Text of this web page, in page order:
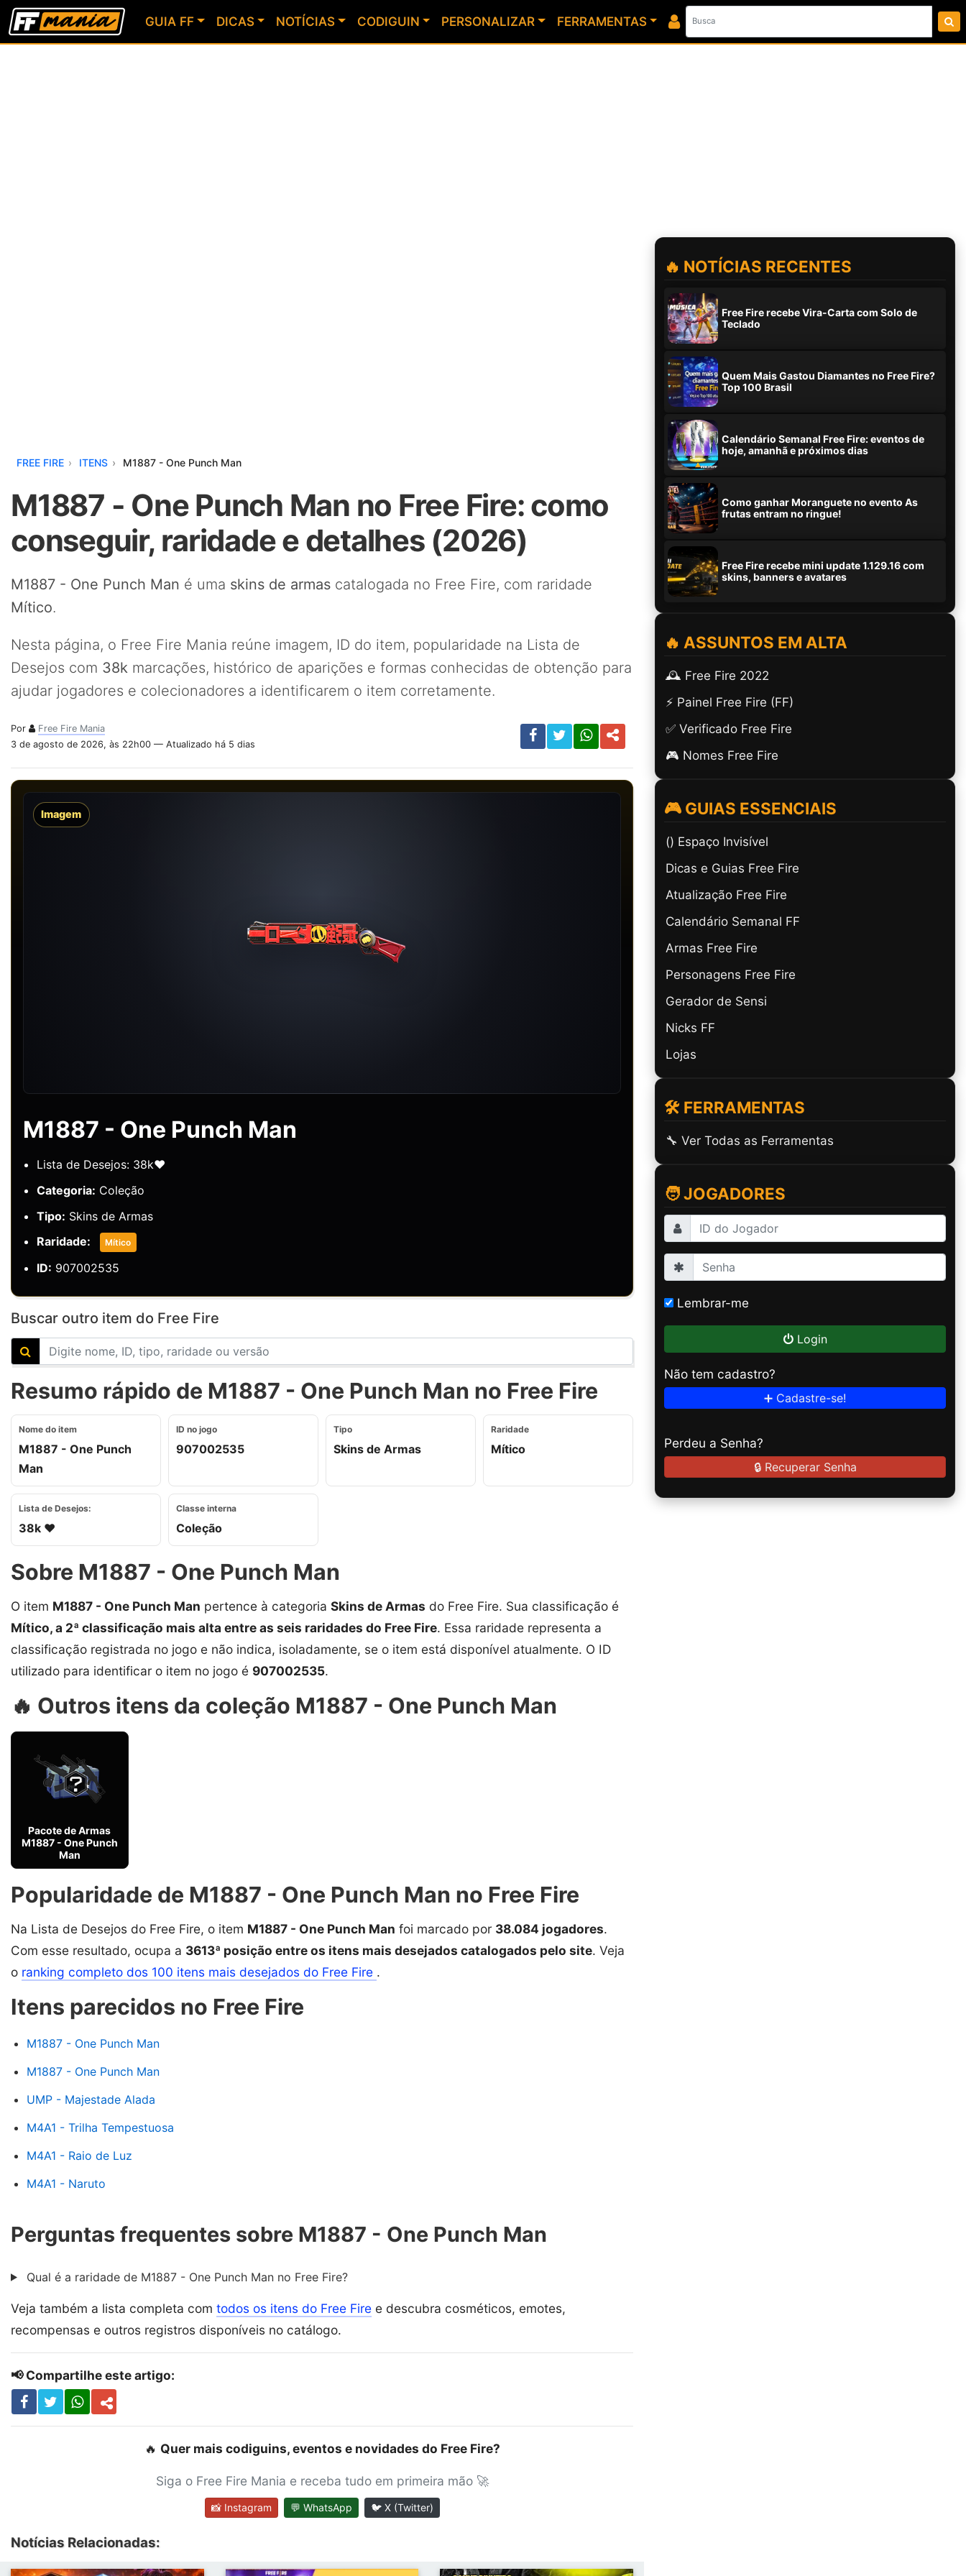
GUIA FF DICAS NOTÍCIAS CODIGUIN PERSONALIZAR FERRAMENTAS
FREE FIRE ITENS M1887 - One Punch Man
M1887 - One Punch Man no Free Fire: como
conseguir, raridade e detalhes (2026)
M1887 - One Punch Man é uma skins de armas catalogada no Free Fire, com raridade
Mítico.
Nesta página, o Free Fire Mania reúne imagem, ID do item, popularidade na Lista de
Desejos com 38k marcações, histórico de aparições e formas conhecidas de obtenção para
ajudar jogadores e colecionadores a identificarem o item corretamente.
Por
Free Fire Mania
3 de agosto de 2026, às 22h00 — Atualizado há 5 dias
Imagem
M1887 - One Punch Man
Lista de Desejos: 38k❤️
Categoria: Coleção
Tipo: Skins de Armas
Raridade:
Mítico
ID: 907002535
Buscar outro item do Free Fire
Resumo rápido de M1887 - One Punch Man no Free Fire
Nome do item
M1887 - One Punch
Man
ID no jogo
907002535
Tipo
Skins de Armas
Raridade
Mítico
Lista de Desejos:
38k ❤️
Classe interna
Coleção
Sobre M1887 - One Punch Man
O item M1887 - One Punch Man pertence à categoria Skins de Armas do Free Fire. Sua classificação é
Mítico, a 2ª classificação mais alta entre as seis raridades do Free Fire. Essa raridade representa a
classificação registrada no jogo e não indica, isoladamente, se o item está disponível atualmente. O ID
utilizado para identificar o item no jogo é 907002535.
🔥 Outros itens da coleção M1887 - One Punch Man
Pacote de Armas
M1887 - One Punch
Man
Popularidade de M1887 - One Punch Man no Free Fire
Na Lista de Desejos do Free Fire, o item M1887 - One Punch Man foi marcado por 38.084 jogadores.
Com esse resultado, ocupa a 3613ª posição entre os itens mais desejados catalogados pelo site. Veja
o ranking completo dos 100 itens mais desejados do Free Fire .
Itens parecidos no Free Fire
M1887 - One Punch Man
M1887 - One Punch Man
UMP - Majestade Alada
M4A1 - Trilha Tempestuosa
M4A1 - Raio de Luz
M4A1 - Naruto
Perguntas frequentes sobre M1887 - One Punch Man
Qual é a raridade de M1887 - One Punch Man no Free Fire?
Veja também a lista completa com todos os itens do Free Fire e descubra cosméticos, emotes,
recompensas e outros registros disponíveis no catálogo.
📢 Compartilhe este artigo:
🔥 Quer mais codiguins, eventos e novidades do Free Fire?
Siga o Free Fire Mania e receba tudo em primeira mão 🚀
📸 Instagram 💬 WhatsApp 🐦 X (Twitter)
Notícias Relacionadas:
🔥 NOTÍCIAS RECENTES
Free Fire recebe Vira-Carta com Solo de
Teclado
Quem Mais Gastou Diamantes no Free Fire?
Top 100 Brasil
Calendário Semanal Free Fire: eventos de
hoje, amanhã e próximos dias
Como ganhar Moranguete no evento As
frutas entram no ringue!
Free Fire recebe mini update 1.129.16 com
skins, banners e avatares
🔥 ASSUNTOS EM ALTA
🕰️ Free Fire 2022
⚡ Painel Free Fire (FF)
✅ Verificado Free Fire
🎮 Nomes Free Fire
🎮 GUIAS ESSENCIAIS
(ㅤ) Espaço Invisível
Dicas e Guias Free Fire
Atualização Free Fire
Calendário Semanal FF
Armas Free Fire
Personagens Free Fire
Gerador de Sensi
Nicks FF
Lojas
🛠️ FERRAMENTAS
🔧 Ver Todas as Ferramentas
🧑 JOGADORES
Lembrar-me
Login
Não tem cadastro?
➕ Cadastre-se!
Perdeu a Senha?
🔒 Recuperar Senha